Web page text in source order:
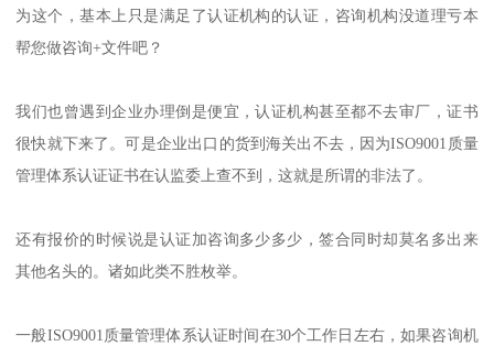
为这个，基本上只是满足了认证机构的认证，咨询机构没道理亏本
帮您做咨询+文件吧？
我们也曾遇到企业办理倒是便宜，认证机构甚至都不去审厂，证书
很快就下来了。可是企业出口的货到海关出不去，因为ISO9001质量
管理体系认证证书在认监委上查不到，这就是所谓的非法了。
还有报价的时候说是认证加咨询多少多少，签合同时却莫名多出来
其他名头的。诸如此类不胜枚举。
一般ISO9001质量管理体系认证时间在30个工作日左右，如果咨询机